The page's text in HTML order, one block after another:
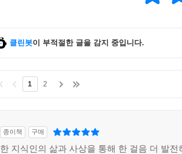
클린봇이 부적절한 글을 감지 중입니다.
1 2
종이책 구매
한 지식인의 삶과 사상을 통해 한 걸음 더 발전